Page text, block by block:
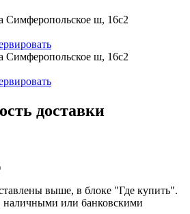
ш, 16с2
ш, 16с2
доставки
выше, в блоке "Где купить".
или банковскими